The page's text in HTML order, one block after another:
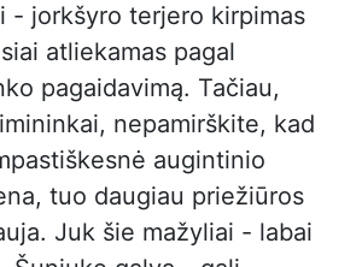
- jorkšyro terjero kirpimas
atliekamas pagal
pagaidavimą. Tačiau,
nepamirškite, kad
augintinio
tuo daugiau priežiūros
Juk šie mažyliai - labai